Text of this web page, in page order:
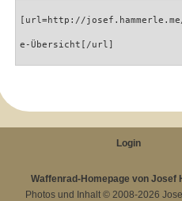
[url=http://
e-Übersicht[/url]
Login
Waffenrad-Homepage von Josef
Photos und Inhalt © 2008-2026